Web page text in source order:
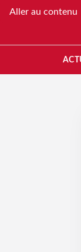
Aller au contenu